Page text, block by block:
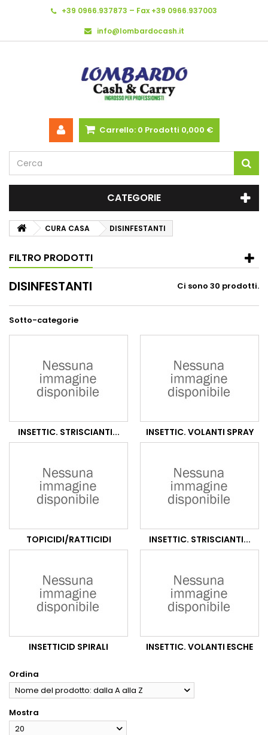
+39 0966.937873 – Fax +39 0966.937003
info@lombardocash.it
Carrello: 0 Prodotti 0,000 €
CATEGORIE
CURA CASA DISINFESTANTI
FILTRO PRODOTTI
DISINFESTANTI Ci sono 30 prodotti.
Sotto-categorie
INSETTIC. STRISCIANTI... INSETTIC. VOLANTI SPRAY
TOPICIDI/RATTICIDI INSETTIC. STRISCIANTI...
INSETTICID SPIRALI INSETTIC. VOLANTI ESCHE
Ordina
Nome del prodotto: dalla A alla Z
Mostra
20